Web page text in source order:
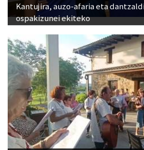
Kantujira, auzo-afaria eta
ospakizunei ekiteko